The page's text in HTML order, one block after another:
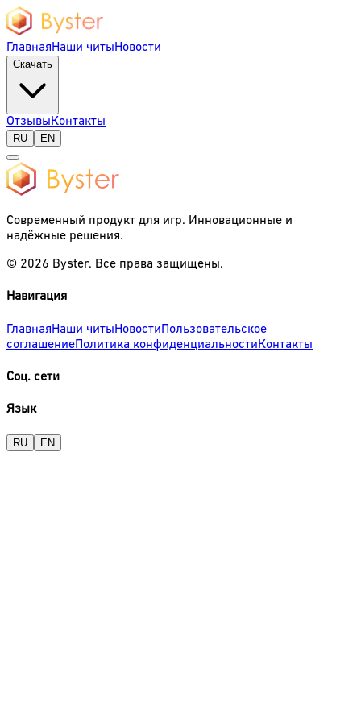
ГлавнаяНаши читыНовости
Скачать
ОтзывыКонтакты
RU EN
Современный продукт для игр. Инновационные и
надёжные решения.
© 2026 Byster. Все права защищены.
Навигация
ГлавнаяНаши читыНовостиПользовательское
соглашениеПолитика конфиденциальностиКонтакты
Соц. сети
Язык
RU EN